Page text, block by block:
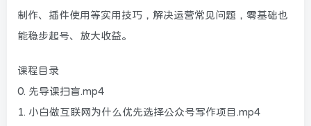
制作、插件使用等实用技巧，解决运营常见问题，零基础也
能稳步起号、放大收益。
课程目录
0. 先导课扫盲.mp4
1. 小白做互联网为什么优先选择公众号写作项目.mp4